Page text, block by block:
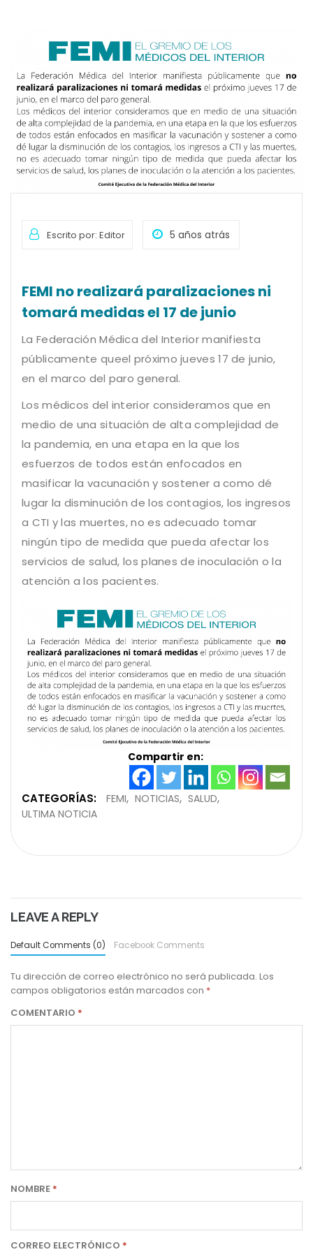
Escrito por: Editor 5 años atrás
FEMI no realizará paralizaciones ni
tomará medidas el 17 de junio
La Federación Médica del Interior manifiesta
públicamente queel próximo jueves 17 de junio,
en el marco del paro general.
Los médicos del interior consideramos que en
medio de una situación de alta complejidad de
la pandemia, en una etapa en la que los
esfuerzos de todos están enfocados en
masificar la vacunación y sostener a como dé
lugar la disminución de los contagios, los ingresos
a CTI y las muertes, no es adecuado tomar
ningún tipo de medida que pueda afectar los
servicios de salud, los planes de inoculación o la
atención a los pacientes.
Compartir en:
CATEGORÍAS: FEMI NOTICIAS
SALUD
ULTIMA NOTICIA
LEAVE A REPLY
Default Comments (0) Facebook Comments
Tu dirección de correo electrónico no será publicada. Los
campos obligatorios están marcados con *
COMENTARIO *
NOMBRE *
CORREO ELECTRÓNICO *